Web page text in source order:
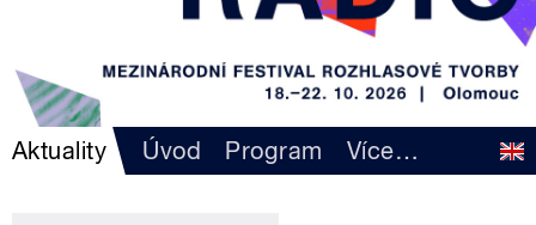
Aktuality Úvod Program Více…